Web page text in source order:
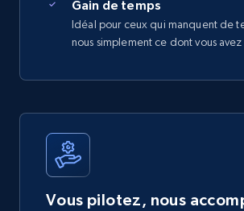
Gain de temps
Idéal pour ceux qui manquent de
nous simplement ce dont vous avez
Vous pilotez, nous